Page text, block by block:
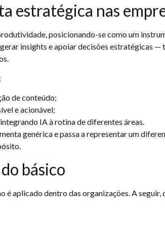
estratégica nas
posicionando-se como um
insights e apoiar decisões estratégicas —
de conteúdo;
e acionável;
IA à rotina de diferentes áreas.
genérica e passa a representar um
básico
aplicado dentro das organizações. A seguir,